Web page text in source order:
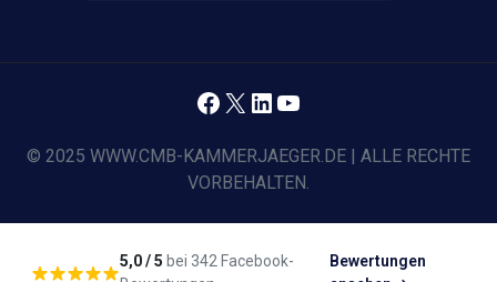
© 2025 WWW.CMB-KAMMERJAEGER.DE | ALLE RECHTE
VORBEHALTEN.
Facebook
X LinkedIn
YouTube
5,0 / 5 bei 342 Facebook-
Bewertungen